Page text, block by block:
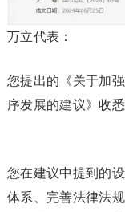
万立代表：
您提出的《关于加
序发展的建议》收
您在建议中提到的
体系、完善法律法